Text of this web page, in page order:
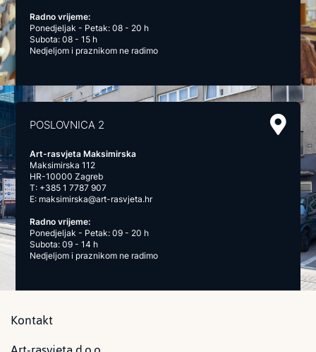
Radno vrijeme:
Ponedjeljak - Petak: 08 - 20 h
Subota: 08 - 15 h
Nedjeljom i praznikom ne radimo
POSLOVNICA 2
Art-rasvjeta Maksimirska
Maksimirska 112
HR-10000 Zagreb
T: +385 1 7787 907
E: maksimirska@art-rasvjeta.hr
Radno vrijeme:
Ponedjeljak - Petak: 09 - 20 h
Subota: 09 - 14 h
Nedjeljom i praznikom ne radimo
Kontakt